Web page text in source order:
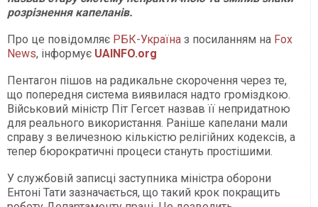
розрізнення капеланів.
Про це повідомляє РБК-Україна з посиланням на Fox
News, інформує UAINFO.org
Пентагон пішов на радикальне скорочення через те,
що попередня система виявилася надто громіздкою.
Військовий міністр Піт Гегсет назвав її непридатною
для реального використання. Раніше капелани мали
справу з величезною кількістю релігійних кодексів, а
тепер бюрократичні процеси стануть простішими.
У службовій записці заступника міністра оборони
Ентоні Тати зазначається, що такий крок покращить